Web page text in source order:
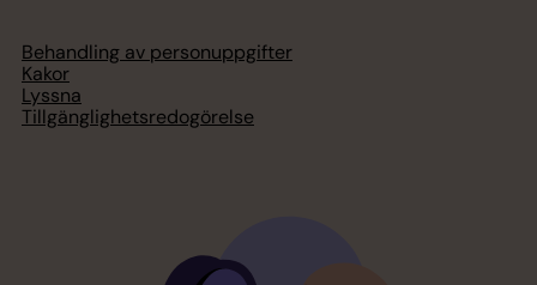
Behandling av personuppgifter
Kakor
Lyssna
Tillgänglighetsredogörelse